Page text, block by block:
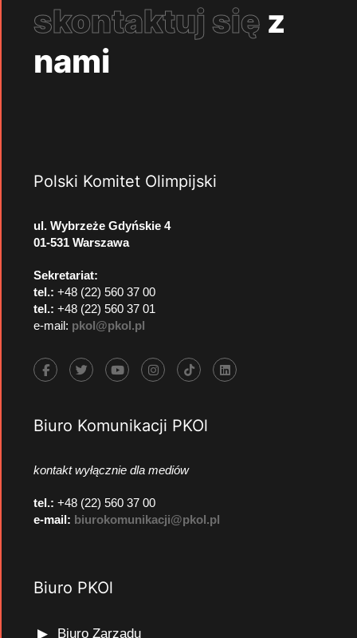
skontaktuj się z
nami
Polski Komitet Olimpijski
ul. Wybrzeże Gdyńskie 4
01-531 Warszawa
Sekretariat:
tel.: +48 (22) 560 37 00
tel.: +48 (22) 560 37 01
e-mail: pkol@pkol.pl
Biuro Komunikacji PKOl
kontakt wyłącznie dla mediów
tel.: +48 (22) 560 37 00
e-mail: biurokomunikacji@pkol.pl
Biuro PKOl
Biuro Zarządu